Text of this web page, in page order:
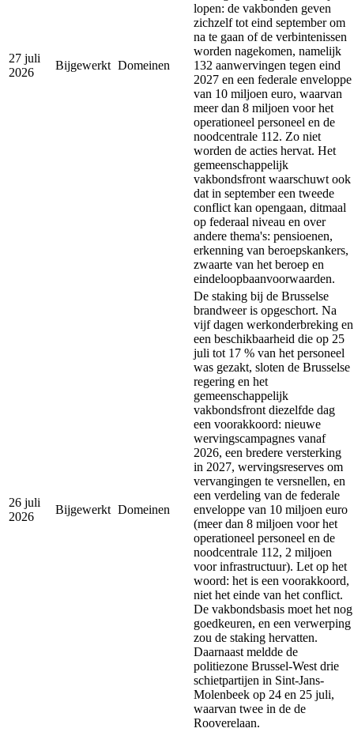
27 juli
2026
Bijgewerkt Domeinen
lopen: de vakbonden geven
zichzelf tot eind september om
na te gaan of de verbintenissen
worden nagekomen, namelijk
132 aanwervingen tegen eind
2027 en een federale enveloppe
van 10 miljoen euro, waarvan
meer dan 8 miljoen voor het
operationeel personeel en de
noodcentrale 112. Zo niet
worden de acties hervat. Het
gemeenschappelijk
vakbondsfront waarschuwt ook
dat in september een tweede
conflict kan opengaan, ditmaal
op federaal niveau en over
andere thema's: pensioenen,
erkenning van beroepskankers,
zwaarte van het beroep en
eindeloopbaanvoorwaarden.
26 juli
2026
Bijgewerkt Domeinen
De staking bij de Brusselse
brandweer is opgeschort. Na
vijf dagen werkonderbreking en
een beschikbaarheid die op 25
juli tot 17 % van het personeel
was gezakt, sloten de Brusselse
regering en het
gemeenschappelijk
vakbondsfront diezelfde dag
een voorakkoord: nieuwe
wervingscampagnes vanaf
2026, een bredere versterking
in 2027, wervingsreserves om
vervangingen te versnellen, en
een verdeling van de federale
enveloppe van 10 miljoen euro
(meer dan 8 miljoen voor het
operationeel personeel en de
noodcentrale 112, 2 miljoen
voor infrastructuur). Let op het
woord: het is een voorakkoord,
niet het einde van het conflict.
De vakbondsbasis moet het nog
goedkeuren, en een verwerping
zou de staking hervatten.
Daarnaast meldde de
politiezone Brussel-West drie
schietpartijen in Sint-Jans-
Molenbeek op 24 en 25 juli,
waarvan twee in de de
Rooverelaan.